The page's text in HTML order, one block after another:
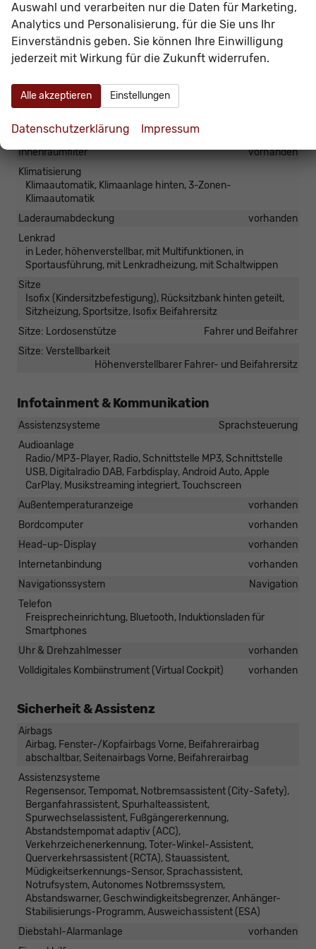
Ablenkungserkennung, Kreuzungsassistent
Innen
Armlehnen
Mittelarmlehne, Vorne und hinten
Fensterheber
Innenraumfilter
vorhanden
Klimatisierung
Klimaautomatik, Klimaanlage hinten, 3-Zonen-
Klimaautomatik
Laderaumabdeckung
vorhanden
Lenkrad
in Leder, höhenverstellbar, mit Multifunktionen, in
Sportausführung, mit Lenkradheizung, mit Schaltwippen
Sitze
Isofix (Kindersitzbefestigung), Rücksitzbank hinten geteilt,
Sitzheizung, Sportsitze, Isofix Beifahrersitz
Sitze: Lordosenstütze
Fahrer und Beifahrer
Sitze: Verstellbarkeit
Höhenverstellbarer Fahrer- und Beifahrersitz
Infotainment & Kommunikation
Assistenzsysteme
Sprachsteuerung
Audioanlage
Radio/MP3-Player, Radio, Schnittstelle MP3, Schnittstelle
USB, Digitalradio DAB, Farbdisplay, Android Auto, Apple
CarPlay, Musikstreaming integriert, Touchscreen
Außentemperaturanzeige
vorhanden
Bordcomputer
vorhanden
Head-up-Display
vorhanden
Internetanbindung
vorhanden
Navigationssystem
Navigation
Telefon
Freisprecheinrichtung, Bluetooth, Induktionsladen für
Smartphones
Uhr & Drehzahlmesser
vorhanden
Volldigitales Kombiinstrument (Virtual Cockpit)
vorhanden
Sicherheit & Assistenz
Airbags
Airbag, Fenster-/Kopfairbags Vorne, Beifahrerairbag
abschaltbar, Seitenairbags Vorne, Beifahrerairbag
Assistenzsysteme
Regensensor, Tempomat, Notbremsassistent (City-Safety),
Berganfahrassistent, Spurhalteassistent,
Spurwechselassistent, Fußgängererkennung,
Abstandstempomat adaptiv (ACC),
Verkehrzeichenerkennung, Toter-Winkel-Assistent,
Querverkehrsassistent (RCTA), Stauassistent,
Müdigkeitserkennungs-Sensor, Sprachassistent,
Notrufsystem, Autonomes Notbremssystem,
Abstandswarner, Geschwindigkeitsbegrenzer, Anhänger-
Stabilisierungs-Programm, Ausweichassistent (ESA)
Diebstahl-Alarmanlage
vorhanden
Auswahl und verarbeiten nur die Daten für Marketing,
Analytics und Personalisierung, für die Sie uns Ihr
Einverständnis geben. Sie können Ihre Einwilligung
jederzeit mit Wirkung für die Zukunft widerrufen.
Alle akzeptieren Einstellungen
Datenschutzerklärung Impressum